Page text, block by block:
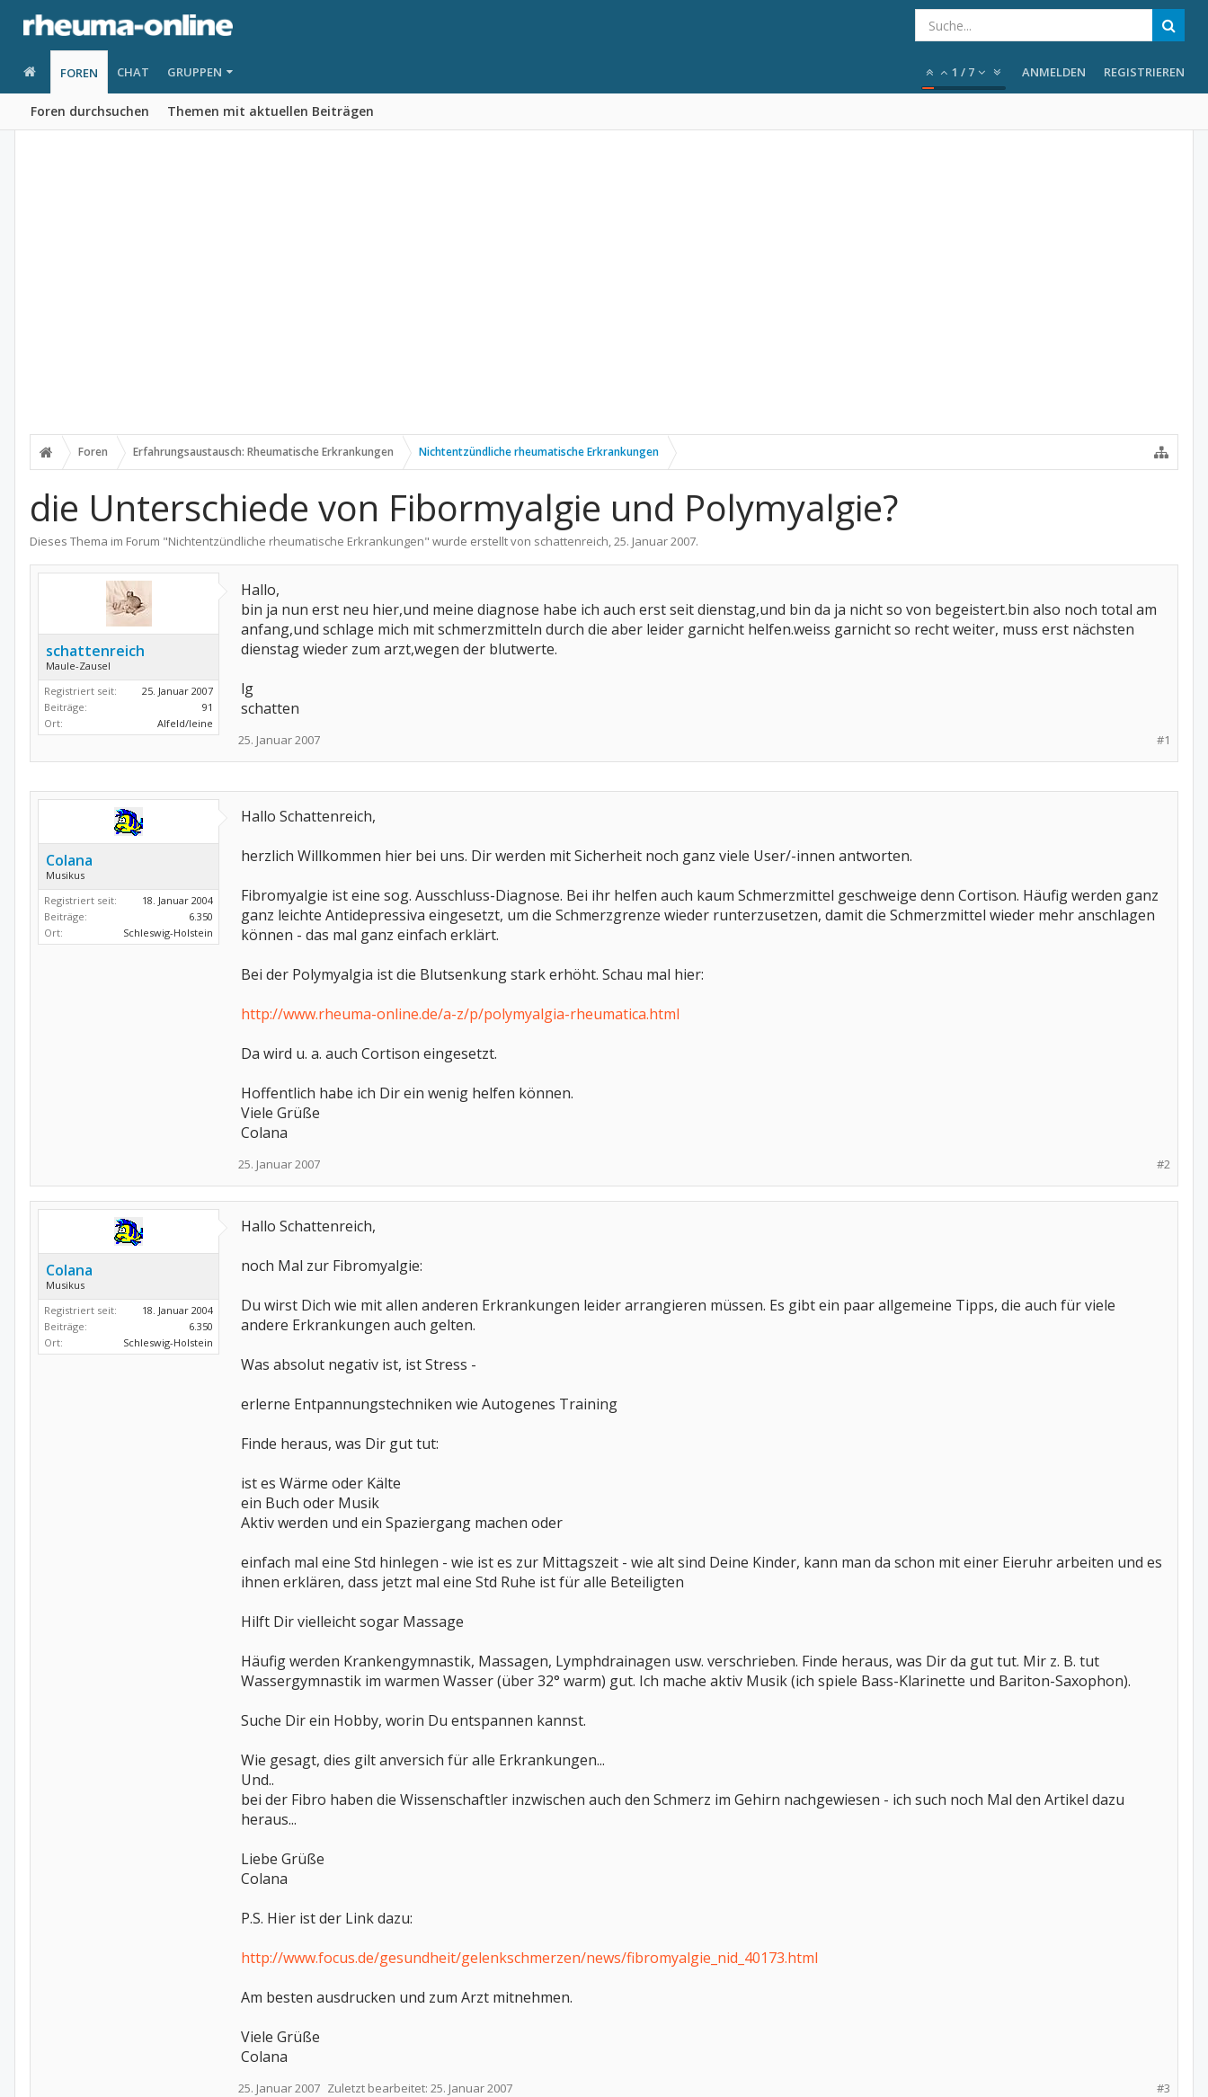
FOREN
Foren durchsuchen Themen mit aktuellen Beiträgen
CHAT GRUPPEN 1 / 7 ANMELDEN REGISTRIEREN
Foren Erfahrungsaustausch: Rheumatische Erkrankungen Nichtentzündliche rheumatische Erkrankungen
die Unterschiede von Fibormyalgie und Polymyalgie?
Dieses Thema im Forum "Nichtentzündliche rheumatische Erkrankungen" wurde erstellt von schattenreich,25. Januar 2007.
schattenreich
Maule-Zausel
Registriert seit:
25. Januar 2007
Beiträge:
91
Ort:
Alfeld/leine
Hallo,
bin ja nun erst neu hier,und meine diagnose habe ich auch erst seit dienstag,und bin da ja nicht so von begeistert.bin also noch total am
anfang,und schlage mich mit schmerzmitteln durch die aber leider garnicht helfen.weiss garnicht so recht weiter, muss erst nächsten
dienstag wieder zum arzt,wegen der blutwerte.
lg
schatten
#1
25. Januar 2007
Colana
Musikus
Registriert seit:
18. Januar 2004
Beiträge:
6.350
Ort:
Schleswig-Holstein
Hallo Schattenreich,
herzlich Willkommen hier bei uns. Dir werden mit Sicherheit noch ganz viele User/-innen antworten.
Fibromyalgie ist eine sog. Ausschluss-Diagnose. Bei ihr helfen auch kaum Schmerzmittel geschweige denn Cortison. Häufig werden ganz
ganz leichte Antidepressiva eingesetzt, um die Schmerzgrenze wieder runterzusetzen, damit die Schmerzmittel wieder mehr anschlagen
können - das mal ganz einfach erklärt.
Bei der Polymyalgia ist die Blutsenkung stark erhöht. Schau mal hier:
http://www.rheuma-online.de/a-z/p/polymyalgia-rheumatica.html
Da wird u. a. auch Cortison eingesetzt.
Hoffentlich habe ich Dir ein wenig helfen können.
Viele Grüße
Colana
#2
25. Januar 2007
Colana
Musikus
Registriert seit:
18. Januar 2004
Beiträge:
6.350
Ort:
Schleswig-Holstein
Hallo Schattenreich,
noch Mal zur Fibromyalgie:
Du wirst Dich wie mit allen anderen Erkrankungen leider arrangieren müssen. Es gibt ein paar allgemeine Tipps, die auch für viele
andere Erkrankungen auch gelten.
Was absolut negativ ist, ist Stress -
erlerne Entpannungstechniken wie Autogenes Training
Finde heraus, was Dir gut tut:
ist es Wärme oder Kälte
ein Buch oder Musik
Aktiv werden und ein Spaziergang machen oder
einfach mal eine Std hinlegen - wie ist es zur Mittagszeit - wie alt sind Deine Kinder, kann man da schon mit einer Eieruhr arbeiten und es
ihnen erklären, dass jetzt mal eine Std Ruhe ist für alle Beteiligten
Hilft Dir vielleicht sogar Massage
Häufig werden Krankengymnastik, Massagen, Lymphdrainagen usw. verschrieben. Finde heraus, was Dir da gut tut. Mir z. B. tut
Wassergymnastik im warmen Wasser (über 32° warm) gut. Ich mache aktiv Musik (ich spiele Bass-Klarinette und Bariton-Saxophon).
Suche Dir ein Hobby, worin Du entspannen kannst.
Wie gesagt, dies gilt anversich für alle Erkrankungen...
Und..
bei der Fibro haben die Wissenschaftler inzwischen auch den Schmerz im Gehirn nachgewiesen - ich such noch Mal den Artikel dazu
heraus...
Liebe Grüße
Colana
P.S. Hier ist der Link dazu:
http://www.focus.de/gesundheit/gelenkschmerzen/news/fibromyalgie_nid_40173.html
Am besten ausdrucken und zum Arzt mitnehmen.
Viele Grüße
Colana
#3
25. Januar 2007 Zuletzt bearbeitet: 25. Januar 2007